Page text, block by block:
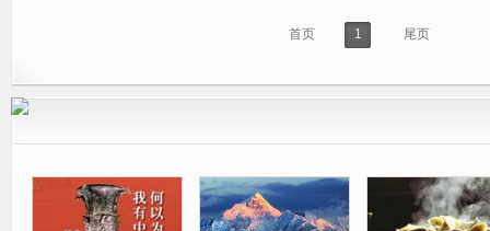
首页 1 尾页